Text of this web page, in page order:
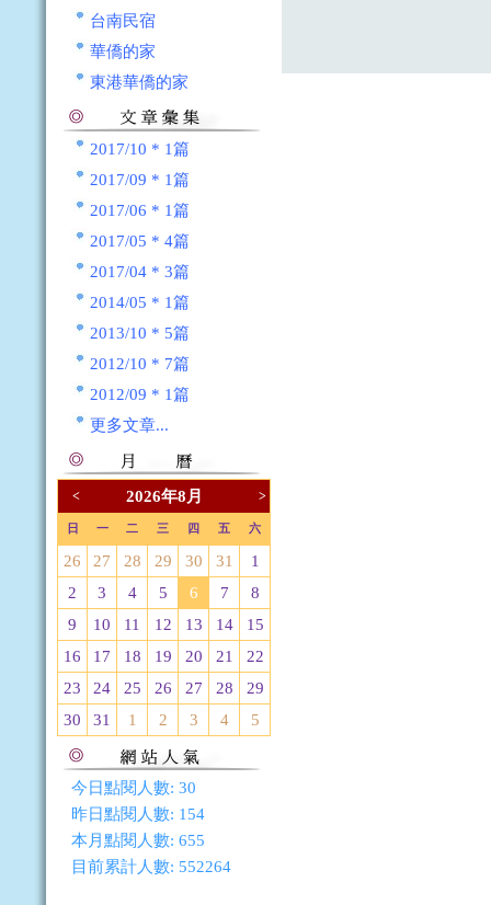
台南民宿
華僑的家
東港華僑的家
2017/10 * 1篇
2017/09 * 1篇
2017/06 * 1篇
2017/05 * 4篇
2017/04 * 3篇
2014/05 * 1篇
2013/10 * 5篇
2012/10 * 7篇
2012/09 * 1篇
更多文章...
< 2026年8月 >
日 一 二 三 四 五 六
26 27 28 29 30 31
1
2
3 4 5 6 7
8
9
10 11 12 13 14
15
16
17 18 19 20 21
22
23
24 25 26 27 28
29
30
31 1 2 3 4 5
今日點閱人數: 30
昨日點閱人數: 154
本月點閱人數: 655
目前累計人數: 552264